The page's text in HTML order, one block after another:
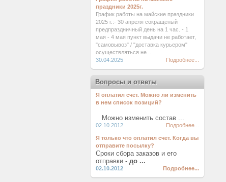
праздники 2025г.
График работы на майские праздники
2025 г.:- 30 апреля сокращеный
предпраздничный день на 1 час. - 1
мая - 4 мая пункт выдачи не работает,
"самовывоз" / "доставка курьером"
осуществляться не ...
30.04.2025
Подробнее...
Вопросы и ответы
Я оплатил счет. Можно ли изменить
в нем список позиций?
Можно изменить состав ...
02.10.2012 Подробнее...
Я только что оплатил счет. Когда вы
отправите посылку?
Сроки сбора заказов и его
отправки - до ...
02.10.2012 Подробнее...